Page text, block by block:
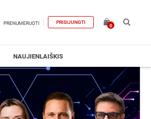
PRENUMERUOTI PRISIJUNGTI
0
NAUJIENLAIŠKIS